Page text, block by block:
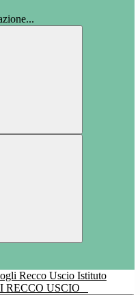
Istituto
RECCO USCIO